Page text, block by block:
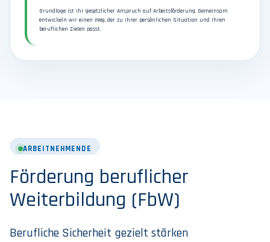
Grundlage ist Ihr gesetzlicher Anspruch auf Arbeitsförderung. Gemeinsam
entwickeln wir einen Weg, der zu Ihrer persönlichen Situation und Ihren
beruflichen Zielen passt.
ARBEITNEHMENDE
Förderung beruflicher
Weiterbildung (FbW)
Berufliche Sicherheit gezielt stärken